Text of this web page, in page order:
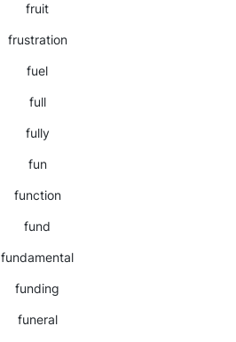
fruit
frustration
fuel
full
fully
fun
function
fund
fundamental
funding
funeral